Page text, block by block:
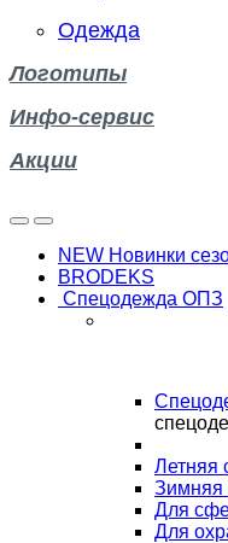
Одежда
Логотипы
Инфо-сервис
Акции
NEW Новинки
BRODEKS
Спецодежда ОПЗ
Летняя
Зимняя
Для
Для